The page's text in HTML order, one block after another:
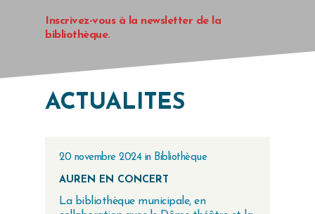
Inscrivez-vous à la newsletter de la
bibliothèque.
ACTUALITÉS
20 novembre 2024in Bibliothèque
AUREN EN CONCERT
La bibliothèque municipale, en